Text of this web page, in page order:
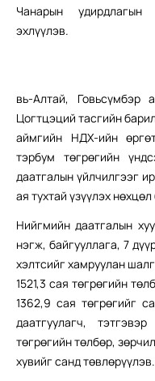
Чанарын удирдлагын
эхлүүлэв.
вь-Алтай,
Цогтцэций тасгийн
аймгийн НДХ-ийн
тэрбум төгрөгийн
даатгалын үйлчилгээг
ая тухтай үзүүлэх
Нийгмийн даатгалын
нэгж, байгууллага, 7
хэлтсийг хамруулан
1521,3 сая төгрөгийн
1362,9 сая төгрөгийг
даатгуулагч,
төгрөгийн төлбөр,
хувийг санд төвлөрүүлэв.